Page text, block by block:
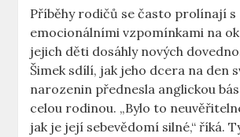
Příběhy rodičů se často prolínají s
emocionálními vzpomínkami na
jejich děti dosáhly nových
Šimek sdílí, jak jeho dcera na den
narozenin přednesla anglickou
celou rodinou. „Bylo to
jak je její sebevědomí silné,“ říká.